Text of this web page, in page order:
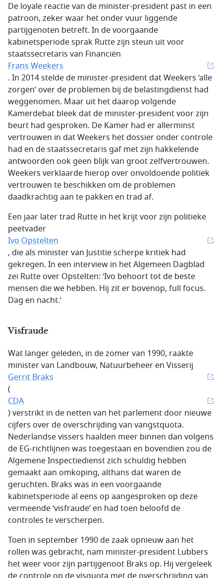
De loyale reactie van de minister-president past in een
patroon, zeker waar het onder vuur liggende
partijgenoten betreft. In de voorgaande
kabinetsperiode sprak Rutte zijn steun uit voor
staatssecretaris van Financiën
Frans Weekers
. In 2014 stelde de minister-president dat Weekers ‘alle
zorgen’ over de problemen bij de belastingdienst had
weggenomen. Maar uit het daarop volgende
Kamerdebat bleek dat de minister-president voor zijn
beurt had gesproken. De Kamer had er allerminst
vertrouwen in dat Weekers het dossier onder controle
had en de staatssecretaris gaf met zijn hakkelende
antwoorden ook geen blijk van groot zelfvertrouwen.
Weekers verklaarde hierop over onvoldoende politiek
vertrouwen te beschikken om de problemen
daadkrachtig aan te pakken en trad af.
Een jaar later trad Rutte in het krijt voor zijn politieke
peetvader
Ivo Opstelten
, die als minister van Justitie scherpe kritiek had
gekregen. In een interview in het Algemeen Dagblad
zei Rutte over Opstelten: ‘Ivo behoort tot de beste
mensen die we hebben. Hij zit er bovenop, full focus.
Dag en nacht.’
Visfraude
Wat langer geleden, in de zomer van 1990, raakte
minister van Landbouw, Natuurbeheer en Visserij
Gerrit Braks
(
CDA
) verstrikt in de netten van het parlement door nieuwe
cijfers over de overschrijding van vangstquota.
Nederlandse vissers haalden meer binnen dan volgens
de EG-richtlijnen was toegestaan en bovendien zou de
Algemene Inspectiedienst zich schuldig hebben
gemaakt aan omkoping, althans dat waren de
geruchten. Braks was in een voorgaande
kabinetsperiode al eens op aangesproken op deze
vermeende ‘visfraude’ en had toen beloofd de
controles te verscherpen.
Toen in september 1990 de zaak opnieuw aan het
rollen was gebracht, nam minister-president Lubbers
het weer voor zijn partijgenoot Braks op. Hij vergeleek